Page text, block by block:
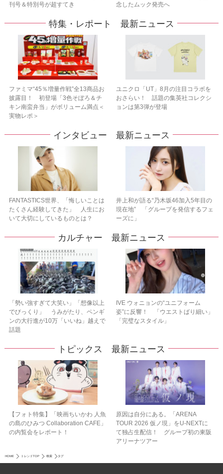
刊号＆特別号が超すてき
念したムック発売へ
特集・レポート 最新ニュース
ファミマ“45％増量作戦”全13商品お
披露目！ 初登場「3色そぼろ＆チ
キン南蛮弁当」がボリューム満点＜
実物レポ＞
ユニクロ「UT」8月の注目コラボを
おさらい！ 話題の集英社コレクシ
ョンは第3弾が登場
インタビュー 最新ニュース
FANTASTICS世界、「悔しいことは
たくさん経験してきた」 人生にお
いて大切にしているものとは？
井上和が語る“乃木坂46加入5年目の
現在地” 「グループを発信するフェ
ーズに」
カルチャー 最新ニュース
「勢い強すぎて大笑い」「想像以上
でびっくり」 うみがたり、ペンギ
ンの大行進が10万「いいね」越えで
話題
IVE ウォニョンの“ユニフォーム
姿”に反響！ 「ウエストばり細い」
「完璧なスタイル」
トピックス 最新ニュース
【フォト特集】「映画ちいかわ 人魚
の島のひみつ Collaboration CAFE」
の内覧会をレポート！
原因は自分にある。「ARENA
TOUR 2026 仮ノ現」をU-NEXTに
て独占生配信！ グループ初の東阪
アリーナツアー
HOME トレンドTOP 検索 タグ